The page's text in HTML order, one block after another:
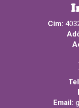
Cím:
Email: